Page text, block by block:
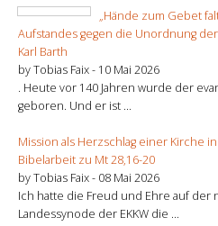
„Hände zum Gebet
Aufstandes gegen die Unordnung
Karl Barth
by Tobias Faix - 10 Mai 2026
. Heute vor 140 Jahren wurde der
geboren. Und er ist ...
Mission als Herzschlag einer Kirche
Bibelarbeit zu Mt 28,16-20
by Tobias Faix - 08 Mai 2026
Ich hatte die Freud und Ehre auf der
Landessynode der EKKW die ...